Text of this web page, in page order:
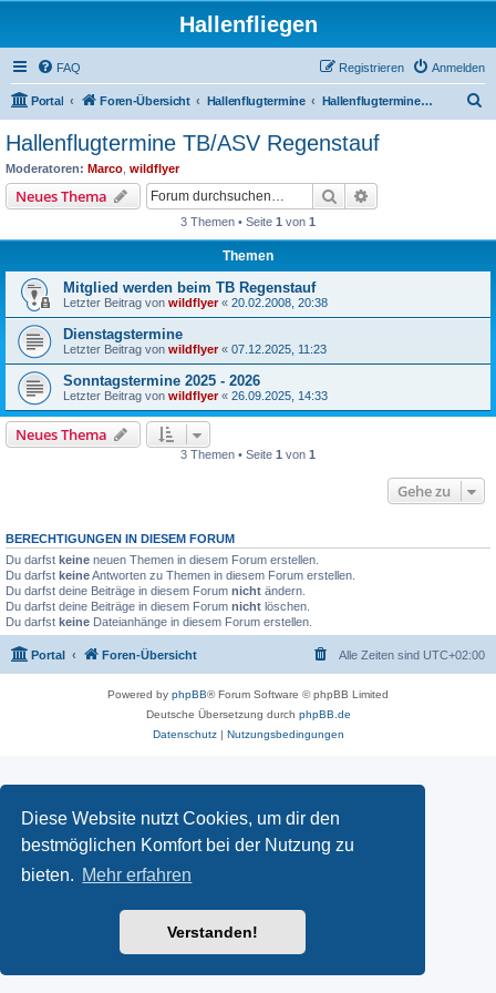
Diese Website nutzt Cookies, um dir den
bestmöglichen Komfort bei der Nutzung zu
bieten. Mehr erfahren
Verstanden!
Hallenfliegen
FAQ Anmelden
Registrieren
Portal Foren-Übersicht Hallenflugtermine Hallenflugtermine TB/ASV Regenstauf
Hallenflugtermine TB/ASV Regenstauf
Moderatoren: Marco wildflyer
Neues Thema Suche
3 Themen • Seite 1 von 1
Themen
Mitglied werden beim TB Regenstauf
Letzter Beitrag von wildflyer« 20.02.2008, 20:38
Dienstagstermine
Letzter Beitrag von wildflyer« 07.12.2025, 11:23
Sonntagstermine 2025 - 2026
Letzter Beitrag von wildflyer« 26.09.2025, 14:33
Neues Thema
3 Themen • Seite 1 von 1
Gehe zu
BERECHTIGUNGEN IN DIESEM FORUM
Du darfst keine neuen Themen in diesem Forum erstellen.
Du darfst keineAntworten zu Themen in diesem Forum erstellen.
Du darfst deine Beiträge in diesem Forum nicht ändern.
Du darfst deine Beiträge in diesem Forum nicht löschen.
Du darfst keine Dateianhänge in diesem Forum erstellen.
Portal Foren-Übersicht Alle Zeiten sind UTC+02:00
Powered by phpBB® Forum Software © phpBB Limited
Deutsche Übersetzung durch phpBB.de
Datenschutz| Nutzungsbedingungen